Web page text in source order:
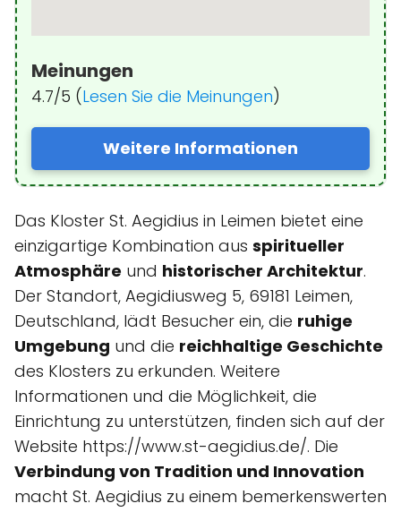
Meinungen
4.7/5 (Lesen Sie die Meinungen)
Weitere Informationen
Das Kloster St. Aegidius in Leimen bietet eine
einzigartige Kombination aus spiritueller
Atmosphäre und historischer Architektur.
Der Standort, Aegidiusweg 5, 69181 Leimen,
Deutschland, lädt Besucher ein, die ruhige
Umgebung und die reichhaltige Geschichte
des Klosters zu erkunden. Weitere
Informationen und die Möglichkeit, die
Einrichtung zu unterstützen, finden sich auf der
Website https://www.st-aegidius.de/. Die
Verbindung von Tradition und Innovation
macht St. Aegidius zu einem bemerkenswerten